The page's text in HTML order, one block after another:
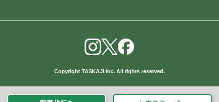
Copyright TASKAJI Inc. All rights reserved.